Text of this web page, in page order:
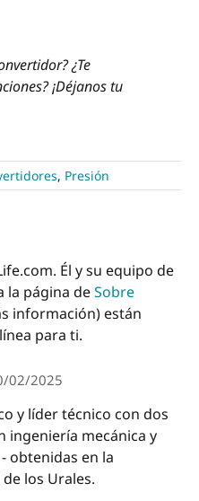
¿Te
¡Déjanos tu
, Presión
Él y su equipo de
la página deSobre
información) están
para ti.
02/2025
y líder técnico con dos
ingeniería mecánica y
obtenidas en la
los Urales.